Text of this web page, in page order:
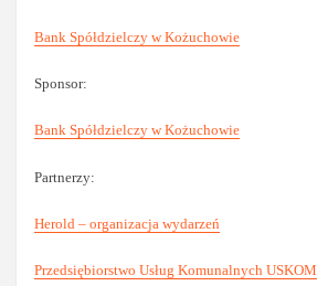
Bank Spółdzielczy w Kożuchowie
Sponsor:
Bank Spółdzielczy w Kożuchowie
Partnerzy:
Herold – organizacja wydarzeń
Przedsiębiorstwo Usług Komunalnych USKOM